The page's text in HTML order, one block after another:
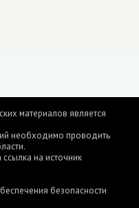
материалов является
необходимо проводить
на источник
безопасности